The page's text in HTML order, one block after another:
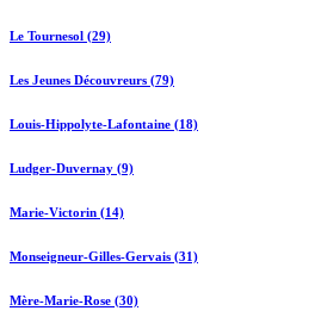
Le Tournesol (29)
Les Jeunes Découvreurs (79)
Louis-Hippolyte-Lafontaine (18)
Ludger-Duvernay (9)
Marie-Victorin (14)
Monseigneur-Gilles-Gervais (31)
Mère-Marie-Rose (30)